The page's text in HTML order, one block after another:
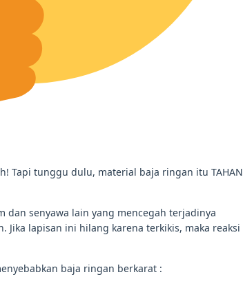
Tapi tunggu dulu, material baja ringan itu TAHAN
dan senyawa lain yang mencegah terjadinya
Jika lapisan ini hilang karena terkikis, maka reaksi
baja ringan berkarat :